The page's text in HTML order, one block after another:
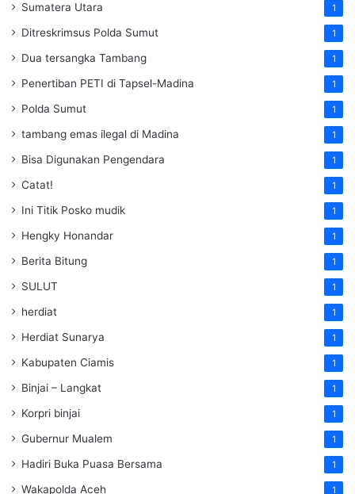
Sumatera Utara 1
Ditreskrimsus Polda Sumut 1
Dua tersangka Tambang 1
Penertiban PETI di Tapsel-Madina 1
Polda Sumut 1
tambang emas ilegal di Madina 1
Bisa Digunakan Pengendara 1
Catat! 1
Ini Titik Posko mudik 1
Hengky Honandar 1
Berita Bitung 1
SULUT 1
herdiat 1
Herdiat Sunarya 1
Kabupaten Ciamis 1
Binjai – Langkat 1
Korpri binjai 1
Gubernur Mualem 1
Hadiri Buka Puasa Bersama 1
Wakapolda Aceh 1